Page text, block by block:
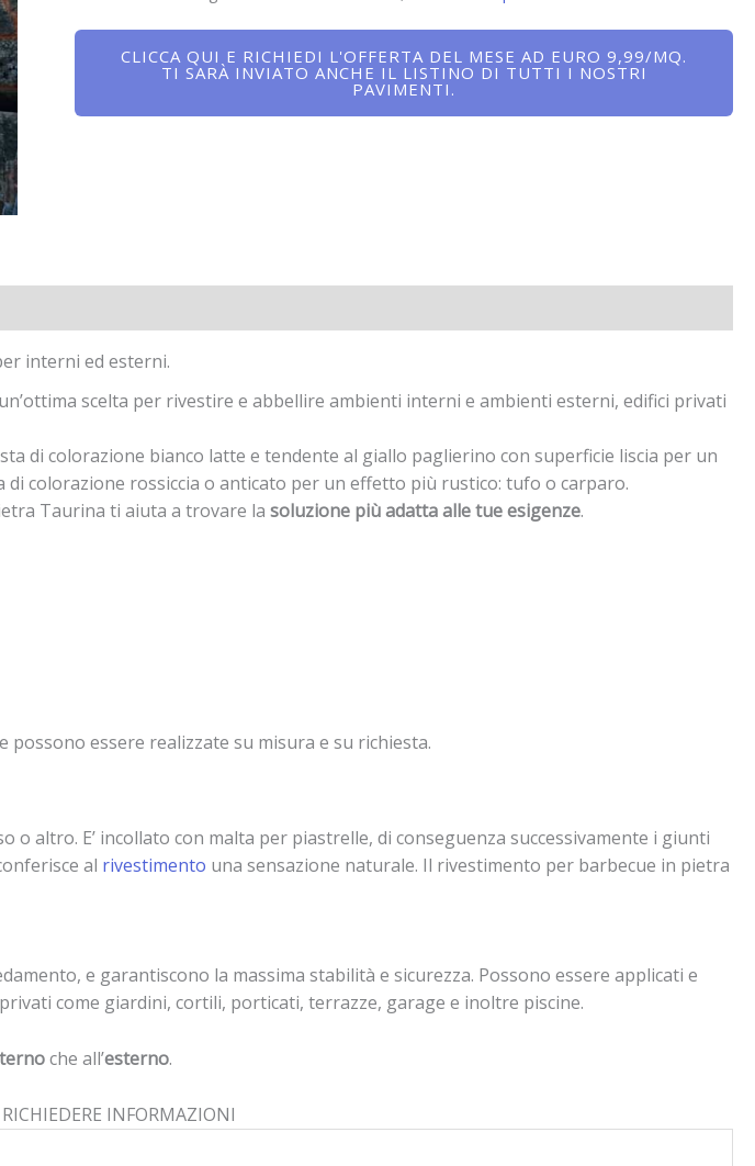
CLICCA QUI E RICHIEDI L'OFFERTA DEL MESE AD EURO 9,99/MQ.
TI SARÀ INVIATO ANCHE IL LISTINO DI TUTTI I NOSTRI
PAVIMENTI.
interni ed esterni.
scelta per rivestire e abbellire ambienti interni e ambienti esterni, edifici privati
di colorazione bianco latte e tendente al giallo paglierino con superficie liscia per un
colorazione rossiccia o anticato per un effetto più rustico: tufo o carparo.
Taurina ti aiuta a trovare la soluzione più adatta alle tue esigenze.
essere realizzate su misura e su richiesta.
altro. E’ incollato con malta per piastrelle, di conseguenza successivamente i giunti
al rivestimento una sensazione naturale. Il rivestimento per barbecue in pietra
e garantiscono la massima stabilità e sicurezza. Possono essere applicati e
come giardini, cortili, porticati, terrazze, garage e inoltre piscine.
che all’esterno.
INFORMAZIONI